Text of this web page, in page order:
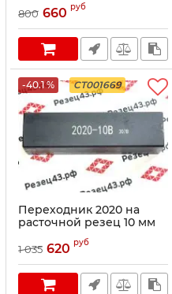
800 660 руб
-40.1 % CT001669
Переходник 2020 на
расточной резец 10 мм
(круглое отверстие)
1 035 620 руб